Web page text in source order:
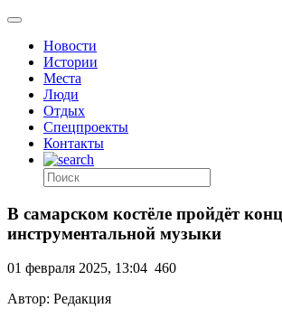
Новости
Истории
Места
Люди
Отдых
Спецпроекты
Контакты
В самарском костёле пройдёт
инструментальной музыки
01 февраля 2025, 13:04 460
Автор: Редакция